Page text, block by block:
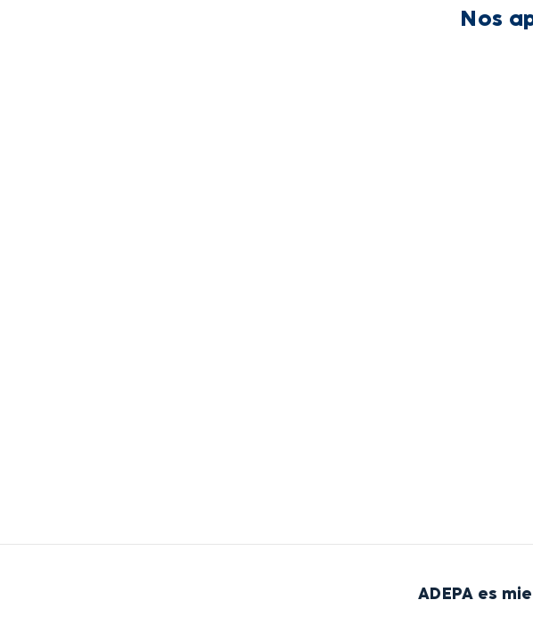
Nos
ADEPA es